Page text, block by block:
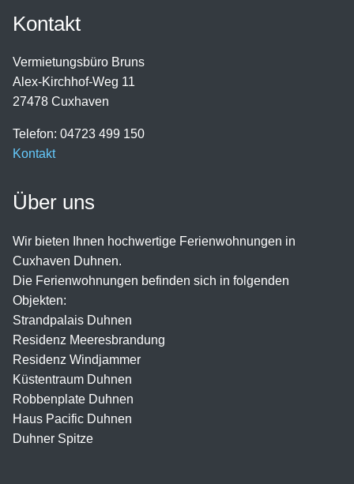
Kontakt
Vermietungsbüro Bruns
Alex-Kirchhof-Weg 11
27478 Cuxhaven
Telefon: 04723 499 150
Kontakt
Über uns
Wir bieten Ihnen hochwertige Ferienwohnungen in
Cuxhaven Duhnen.
Die Ferienwohnungen befinden sich in folgenden
Objekten:
Strandpalais Duhnen
Residenz Meeresbrandung
Residenz Windjammer
Küstentraum Duhnen
Robbenplate Duhnen
Haus Pacific Duhnen
Duhner Spitze